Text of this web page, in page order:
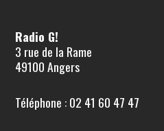
Radio G!
3 rue de la Rame
49100 Angers
Téléphone : 02 41 60 47 47